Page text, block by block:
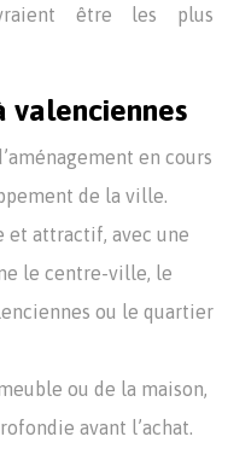
être les plus
valenciennes
en cours
de la ville.
et attractif, avec une
le centre-ville, le
ou le quartier
ou de la maison,
avant l’achat.